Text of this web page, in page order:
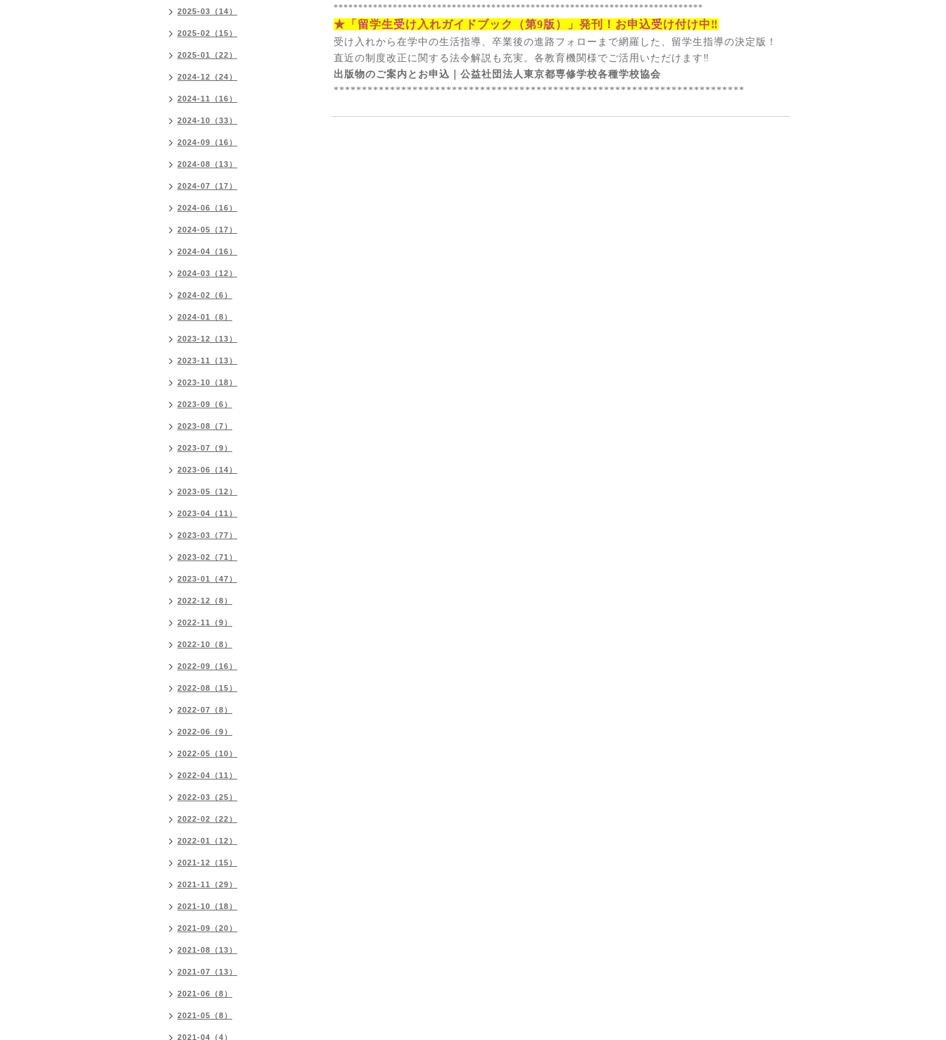
***************************************************************************
★「留学生受け入れガイドブック（第9版）」発刊！お申込受け付け中‼
受け入れから在学中の生活指導、卒業後の進路フォローまで網羅した、留学生指導の決定版！
直近の制度改正に関する法令解説も充実。各教育機関様でご活用いただけます‼
出版物のご案内とお申込｜公益社団法人東京都専修学校各種学校協会
*************************************************************************
2025-03（14）
2025-02（15）
2025-01（22）
2024-12（24）
2024-11（16）
2024-10（33）
2024-09（16）
2024-08（13）
2024-07（17）
2024-06（16）
2024-05（17）
2024-04（16）
2024-03（12）
2024-02（6）
2024-01（8）
2023-12（13）
2023-11（13）
2023-10（18）
2023-09（6）
2023-08（7）
2023-07（9）
2023-06（14）
2023-05（12）
2023-04（11）
2023-03（77）
2023-02（71）
2023-01（47）
2022-12（8）
2022-11（9）
2022-10（8）
2022-09（16）
2022-08（15）
2022-07（8）
2022-06（9）
2022-05（10）
2022-04（11）
2022-03（25）
2022-02（22）
2022-01（12）
2021-12（15）
2021-11（29）
2021-10（18）
2021-09（20）
2021-08（13）
2021-07（13）
2021-06（8）
2021-05（8）
2021-04（4）